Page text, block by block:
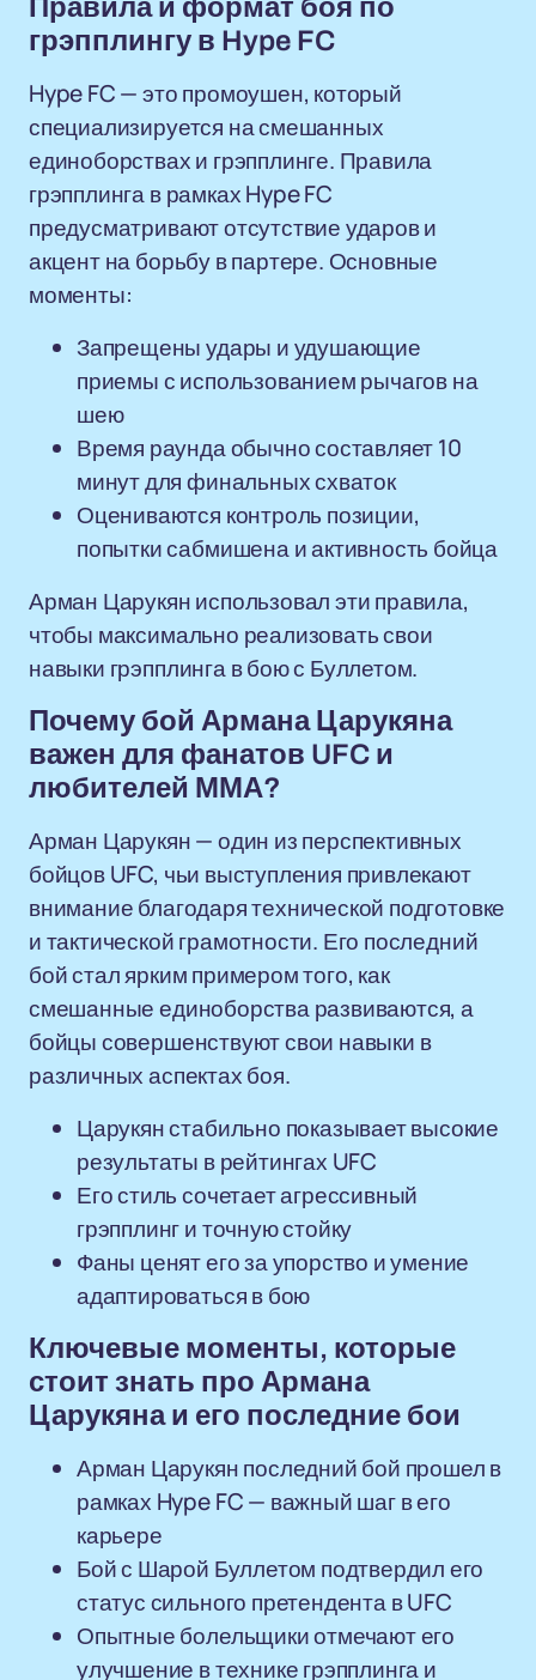
Правила и формат боя по
грэпплингу в Hype FC
Hype FC — это промоушен, который
специализируется на смешанных
единоборствах и грэпплинге. Правила
грэпплинга в рамках Hype FC
предусматривают отсутствие ударов и
акцент на борьбу в партере. Основные
моменты:
Запрещены удары и удушающие
приемы с использованием рычагов на
шею
Время раунда обычно составляет 10
минут для финальных схваток
Оцениваются контроль позиции,
попытки сабмишена и активность бойца
Арман Царукян использовал эти правила,
чтобы максимально реализовать свои
навыки грэпплинга в бою с Буллетом.
Почему бой Армана Царукяна
важен для фанатов UFC и
любителей ММА?
Арман Царукян — один из перспективных
бойцов UFC, чьи выступления привлекают
внимание благодаря технической подготовке
и тактической грамотности. Его последний
бой стал ярким примером того, как
смешанные единоборства развиваются, а
бойцы совершенствуют свои навыки в
различных аспектах боя.
Царукян стабильно показывает высокие
результаты в рейтингах UFC
Его стиль сочетает агрессивный
грэпплинг и точную стойку
Фаны ценят его за упорство и умение
адаптироваться в бою
Ключевые моменты, которые
стоит знать про Армана
Царукяна и его последние бои
Арман Царукян последний бой прошел в
рамках Hype FC — важный шаг в его
карьере
Бой с Шарой Буллетом подтвердил его
статус сильного претендента в UFC
Опытные болельщики отмечают его
улучшение в технике грэпплинга и